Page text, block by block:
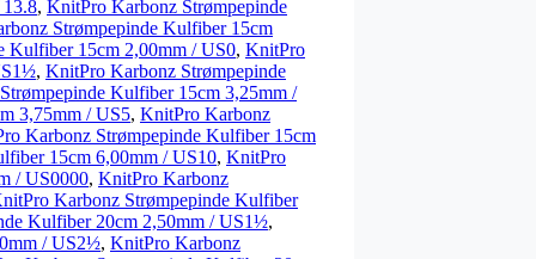
, KnitPro Karbonz Strømpepinde
Strømpepinde Kulfiber 15cm
Kulfiber 15cm 2,00mm / US0, KnitPro
, KnitPro Karbonz Strømpepinde
Kulfiber 15cm 3,25mm /
3,75mm / US5, KnitPro Karbonz
Karbonz Strømpepinde Kulfiber 15cm
15cm 6,00mm / US10, KnitPro
/ US0000, KnitPro Karbonz
Karbonz Strømpepinde Kulfiber
Kulfiber 20cm 2,50mm / US1½,
/ US2½, KnitPro Karbonz